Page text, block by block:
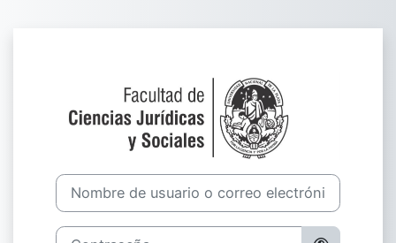
Iniciar sesión
Nombre de usuario o correo electrónico
Contraseña